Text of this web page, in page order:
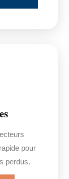
pour
perdus.